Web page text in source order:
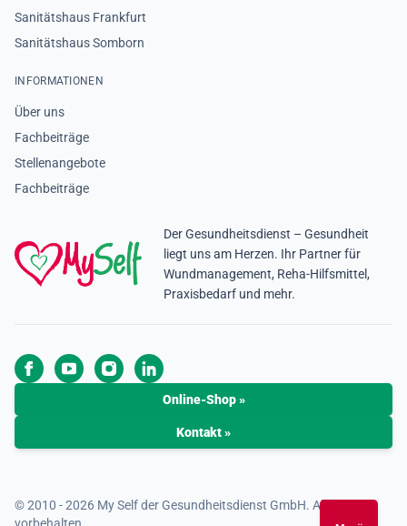
Sanitätshaus Frankfurt
Sanitätshaus Somborn
INFORMATIONEN
Über uns
Fachbeiträge
Stellenangebote
Fachbeiträge
Der Gesundheitsdienst – Gesundheit
liegt uns am Herzen. Ihr Partner für
Wundmanagement, Reha-Hilfsmittel,
Praxisbedarf und mehr.
Online‑Shop »
Kontakt »
© 2010 - 2026 My Self der Gesundheitsdienst GmbH. Alle Rechte